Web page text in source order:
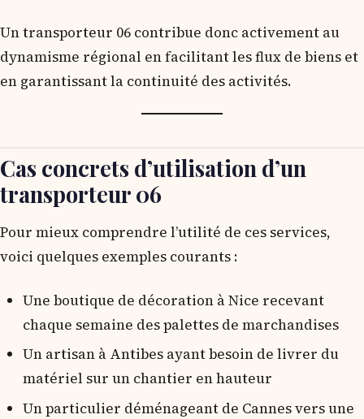
Un transporteur 06 contribue donc activement au
dynamisme régional en facilitant les flux de biens et
en garantissant la continuité des activités.
Cas concrets d’utilisation d’un
transporteur 06
Pour mieux comprendre l’utilité de ces services,
voici quelques exemples courants :
Une boutique de décoration à Nice recevant
chaque semaine des palettes de marchandises
Un artisan à Antibes ayant besoin de livrer du
matériel sur un chantier en hauteur
Un particulier déménageant de Cannes vers une